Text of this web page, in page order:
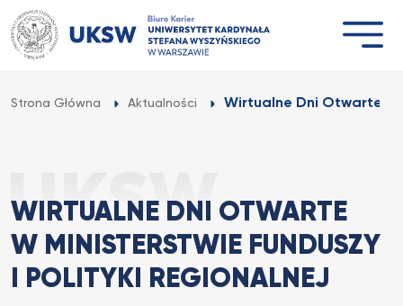
Przejdź
do
treści
Strona Główna Aktualności Wirtualne Dni Otwarte w
WIRTUALNE DNI OTWARTE
W MINISTERSTWIE FUNDUSZY
I POLITYKI REGIONALNEJ